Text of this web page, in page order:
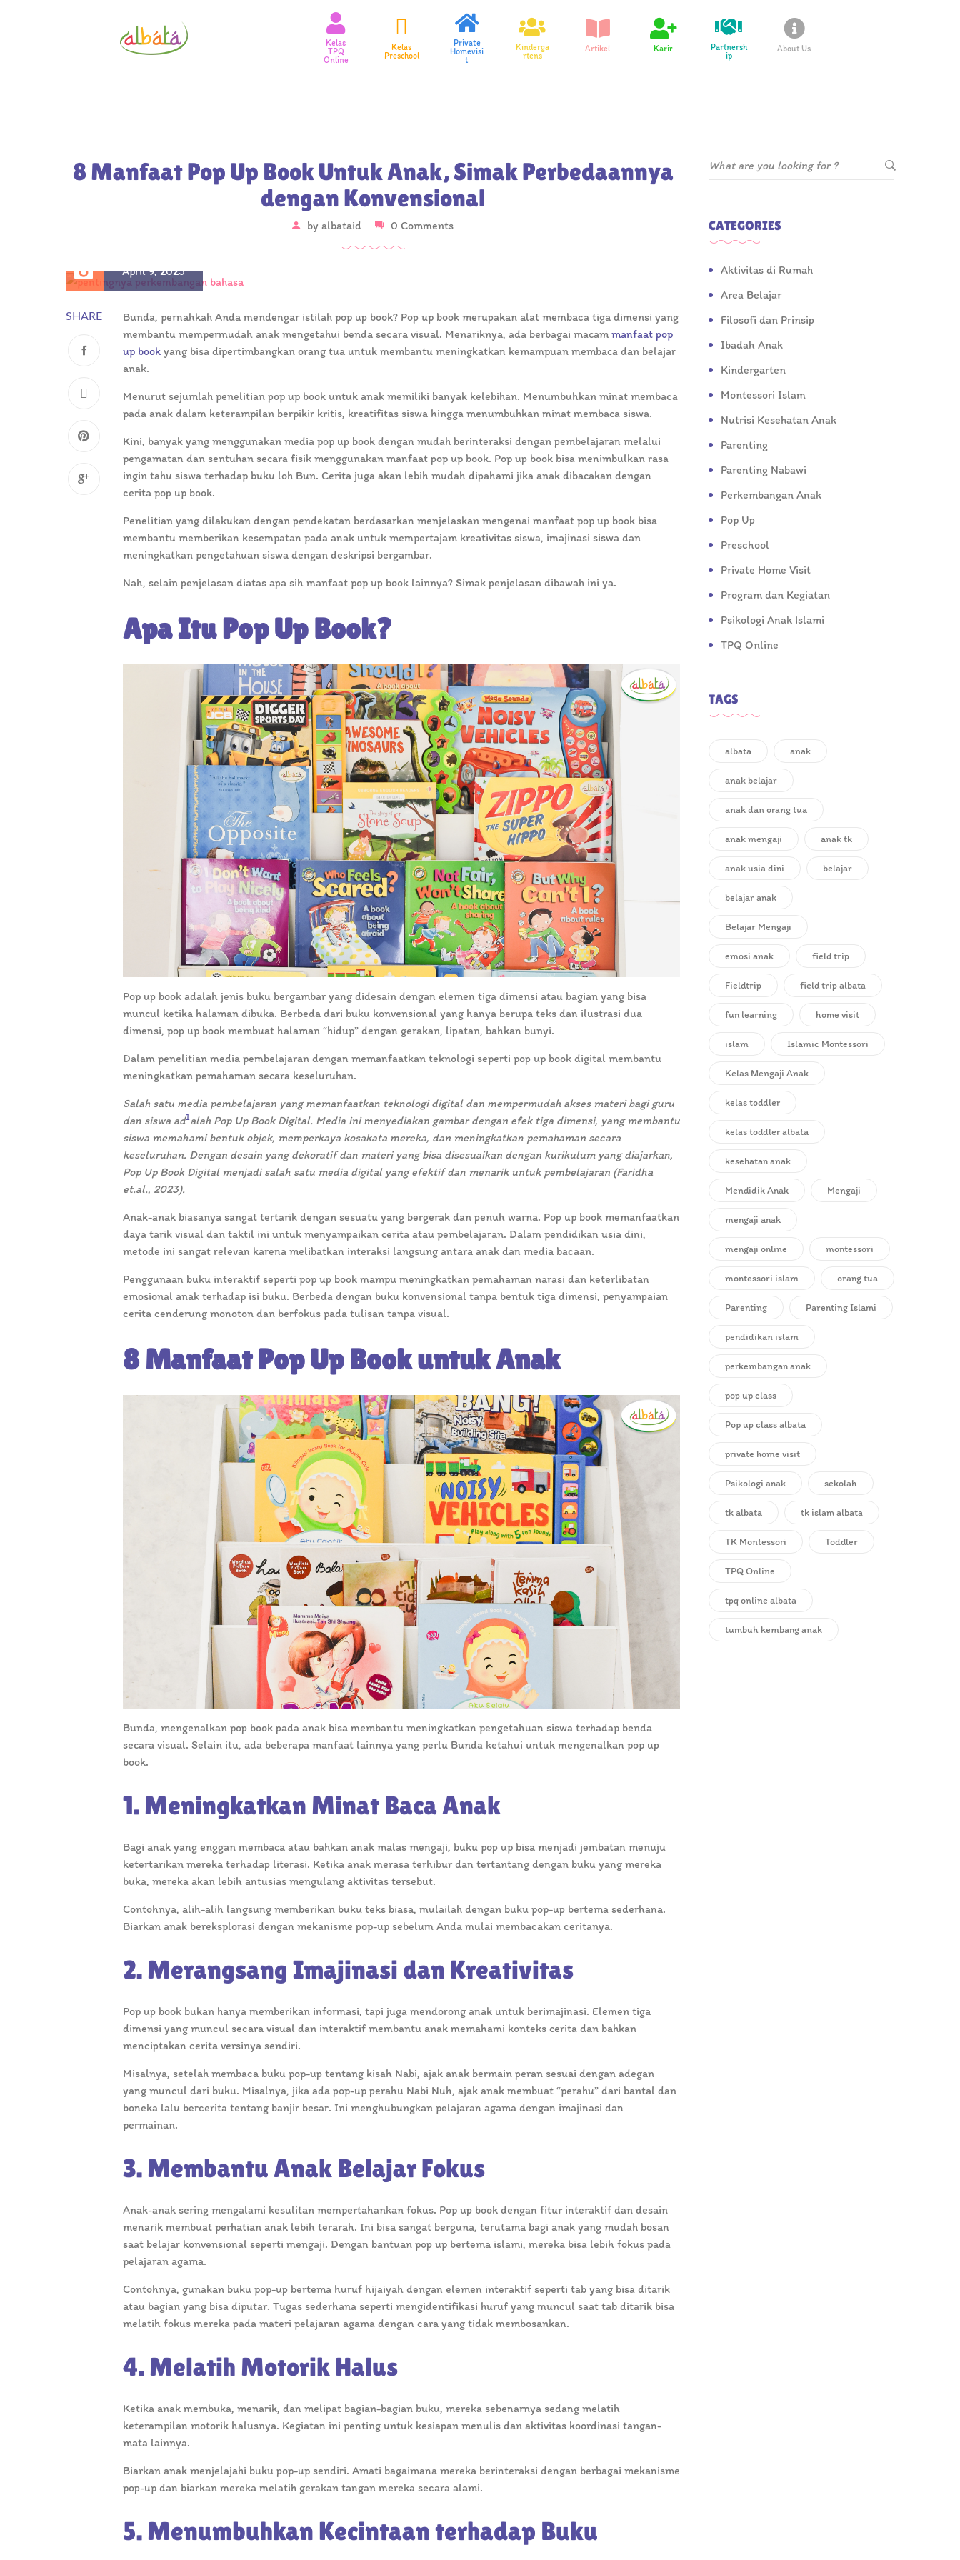
Kelas
TPQ
Online
Kelas
Preschool
Private
Homevisi
t
Kinderga
rtens
Artikel Karir
Partnersh
ip
About Us
8 Manfaat Pop Up Book Untuk Anak, Simak Perbedaannya
dengan Konvensional
by albataid 0 Comments
April 9, 2025
SHARE
Bunda, pernahkah Anda mendengar istilah pop up book? Pop up book merupakan alat membaca tiga dimensi yang
membantu mempermudah anak mengetahui benda secara visual. Menariknya, ada berbagai macam manfaat pop
up book yang bisa dipertimbangkan orang tua untuk membantu meningkatkan kemampuan membaca dan belajar
anak.
Menurut sejumlah penelitian pop up book untuk anak memiliki banyak kelebihan. Menumbuhkan minat membaca
pada anak dalam keterampilan berpikir kritis, kreatifitas siswa hingga menumbuhkan minat membaca siswa.
Kini, banyak yang menggunakan media pop up book dengan mudah berinteraksi dengan pembelajaran melalui
pengamatan dan sentuhan secara fisik menggunakan manfaat pop up book. Pop up book bisa menimbulkan rasa
ingin tahu siswa terhadap buku loh Bun. Cerita juga akan lebih mudah dipahami jika anak dibacakan dengan
cerita pop up book.
Penelitian yang dilakukan dengan pendekatan berdasarkan menjelaskan mengenai manfaat pop up book bisa
membantu memberikan kesempatan pada anak untuk mempertajam kreativitas siswa, imajinasi siswa dan
meningkatkan pengetahuan siswa dengan deskripsi bergambar.
Nah, selain penjelasan diatas apa sih manfaat pop up book lainnya? Simak penjelasan dibawah ini ya.
Apa Itu Pop Up Book?
Pop up book adalah jenis buku bergambar yang didesain dengan elemen tiga dimensi atau bagian yang bisa
muncul ketika halaman dibuka. Berbeda dari buku konvensional yang hanya berupa teks dan ilustrasi dua
dimensi, pop up book membuat halaman “hidup” dengan gerakan, lipatan, bahkan bunyi.
Dalam penelitian media pembelajaran dengan memanfaatkan teknologi seperti pop up book digital membantu
meningkatkan pemahaman secara keseluruhan.
Salah satu media pembelajaran yang memanfaatkan teknologi digital dan mempermudah akses materi bagi guru
dan siswa ad1alah Pop Up Book Digital. Media ini menyediakan gambar dengan efek tiga dimensi, yang membantu
siswa memahami bentuk objek, memperkaya kosakata mereka, dan meningkatkan pemahaman secara
keseluruhan. Dengan desain yang dekoratif dan materi yang bisa disesuaikan dengan kurikulum yang diajarkan,
Pop Up Book Digital menjadi salah satu media digital yang efektif dan menarik untuk pembelajaran (Faridha
et.al., 2023).
Anak-anak biasanya sangat tertarik dengan sesuatu yang bergerak dan penuh warna. Pop up book memanfaatkan
daya tarik visual dan taktil ini untuk menyampaikan cerita atau pembelajaran. Dalam pendidikan usia dini,
metode ini sangat relevan karena melibatkan interaksi langsung antara anak dan media bacaan.
Penggunaan buku interaktif seperti pop up book mampu meningkatkan pemahaman narasi dan keterlibatan
emosional anak terhadap isi buku. Berbeda dengan buku konvensional tanpa bentuk tiga dimensi, penyampaian
cerita cenderung monoton dan berfokus pada tulisan tanpa visual.
8 Manfaat Pop Up Book untuk Anak
Bunda, mengenalkan pop book pada anak bisa membantu meningkatkan pengetahuan siswa terhadap benda
secara visual. Selain itu, ada beberapa manfaat lainnya yang perlu Bunda ketahui untuk mengenalkan pop up
book.
1. Meningkatkan Minat Baca Anak
Bagi anak yang enggan membaca atau bahkan anak malas mengaji, buku pop up bisa menjadi jembatan menuju
ketertarikan mereka terhadap literasi. Ketika anak merasa terhibur dan tertantang dengan buku yang mereka
buka, mereka akan lebih antusias mengulang aktivitas tersebut.
Contohnya, alih-alih langsung memberikan buku teks biasa, mulailah dengan buku pop-up bertema sederhana.
Biarkan anak bereksplorasi dengan mekanisme pop-up sebelum Anda mulai membacakan ceritanya.
2. Merangsang Imajinasi dan Kreativitas
Pop up book bukan hanya memberikan informasi, tapi juga mendorong anak untuk berimajinasi. Elemen tiga
dimensi yang muncul secara visual dan interaktif membantu anak memahami konteks cerita dan bahkan
menciptakan cerita versinya sendiri.
Misalnya, setelah membaca buku pop-up tentang kisah Nabi, ajak anak bermain peran sesuai dengan adegan
yang muncul dari buku. Misalnya, jika ada pop-up perahu Nabi Nuh, ajak anak membuat “perahu” dari bantal dan
boneka lalu bercerita tentang banjir besar. Ini menghubungkan pelajaran agama dengan imajinasi dan
permainan.
3. Membantu Anak Belajar Fokus
Anak-anak sering mengalami kesulitan mempertahankan fokus. Pop up book dengan fitur interaktif dan desain
menarik membuat perhatian anak lebih terarah. Ini bisa sangat berguna, terutama bagi anak yang mudah bosan
saat belajar konvensional seperti mengaji. Dengan bantuan pop up bertema islami, mereka bisa lebih fokus pada
pelajaran agama.
Contohnya, gunakan buku pop-up bertema huruf hijaiyah dengan elemen interaktif seperti tab yang bisa ditarik
atau bagian yang bisa diputar. Tugas sederhana seperti mengidentifikasi huruf yang muncul saat tab ditarik bisa
melatih fokus mereka pada materi pelajaran agama dengan cara yang tidak membosankan.
4. Melatih Motorik Halus
Ketika anak membuka, menarik, dan melipat bagian-bagian buku, mereka sebenarnya sedang melatih
keterampilan motorik halusnya. Kegiatan ini penting untuk kesiapan menulis dan aktivitas koordinasi tangan-
mata lainnya.
Biarkan anak menjelajahi buku pop-up sendiri. Amati bagaimana mereka berinteraksi dengan berbagai mekanisme
pop-up dan biarkan mereka melatih gerakan tangan mereka secara alami.
5. Menumbuhkan Kecintaan terhadap Buku
CATEGORIES
Aktivitas di Rumah
Area Belajar
Filosofi dan Prinsip
Ibadah Anak
Kindergarten
Montessori Islam
Nutrisi Kesehatan Anak
Parenting
Parenting Nabawi
Perkembangan Anak
Pop Up
Preschool
Private Home Visit
Program dan Kegiatan
Psikologi Anak Islami
TPQ Online
TAGS
albata anak
anak belajar
anak dan orang tua
anak mengaji anak tk
anak usia dini belajar
belajar anak
Belajar Mengaji
emosi anak field trip
Fieldtrip field trip albata
fun learning home visit
islam Islamic Montessori
Kelas Mengaji Anak
kelas toddler
kelas toddler albata
kesehatan anak
Mendidik Anak Mengaji
mengaji anak
mengaji online montessori
montessori islam orang tua
Parenting Parenting Islami
pendidikan islam
perkembangan anak
pop up class
Pop up class albata
private home visit
Psikologi anak sekolah
tk albata tk islam albata
TK Montessori Toddler
TPQ Online
tpq online albata
tumbuh kembang anak